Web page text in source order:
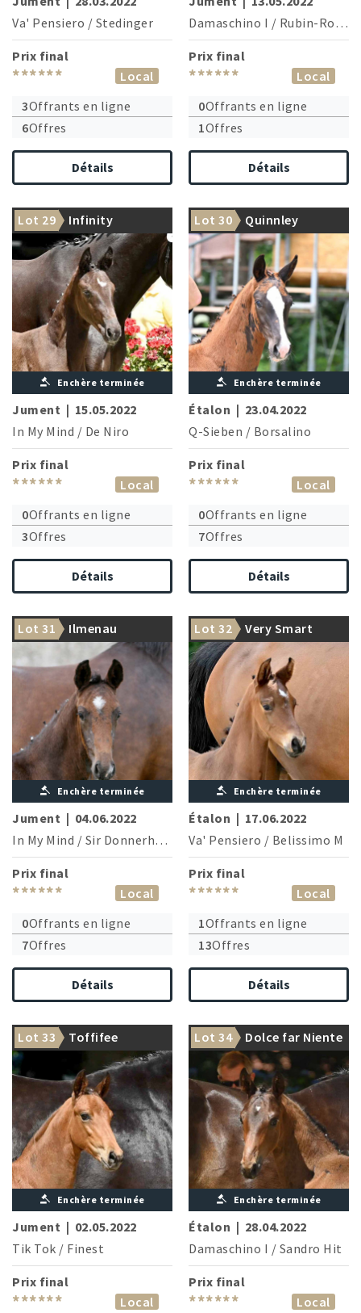
Va' Pensiero / Stedinger
Prix final
******
Local
3Offrants en ligne
6Offres
Détails
Damaschino I / Rubin-Royal
Prix final
******
Local
0Offrants en ligne
1Offres
Détails
Lot 29 Infinity
Enchère terminée
Jument | 15.05.2022
In My Mind / De Niro
Prix final
******
Local
0Offrants en ligne
3Offres
Détails
Lot 30 Quinnley
Enchère terminée
Étalon | 23.04.2022
Q-Sieben / Borsalino
Prix final
******
Local
0Offrants en ligne
7Offres
Détails
Lot 31 Ilmenau
Enchère terminée
Jument | 04.06.2022
In My Mind / Sir Donnerhall I
Prix final
******
Local
0Offrants en ligne
7Offres
Détails
Lot 32 Very Smart
Enchère terminée
Étalon | 17.06.2022
Va' Pensiero / Belissimo M
Prix final
******
Local
1Offrants en ligne
13Offres
Détails
Lot 33 Toffifee
Enchère terminée
Jument | 02.05.2022
Tik Tok / Finest
Prix final
******
Local
Lot 34 Dolce far Niente
Enchère terminée
Étalon | 28.04.2022
Damaschino I / Sandro Hit
Prix final
******
Local